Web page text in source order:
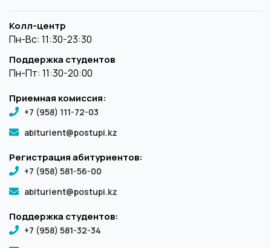
Колл-центр
Пн-Вс: 11:30-23:30
Поддержка студентов
Пн-Пт: 11:30-20:00
Приемная комиссия:
+7 (958) 111-72-03
abiturient@postupi.kz
Регистрация абитуриентов:
+7 (958) 581-56-00
abiturient@postupi.kz
Поддержка студентов:
+7 (958) 581-32-34